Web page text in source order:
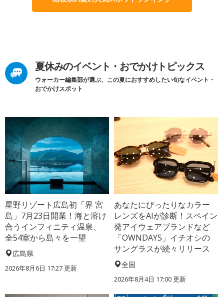
夏休みのイベント・おでかけトピックス
ウォーカー編集部が選ぶ、この夏におすすめしたい旬なイベント・
おでかけスポット
星野リゾート広島初「界 宮
島」7月23日開業！海と溶け
合うインフィニティ温泉、
全54室から島々を一望
広島県
2026年8月6日 17:27更新
あなたにぴったりなカラー
レンズをAIが診断！スペイン
発アイウェアブランドなど
「OWNDAYS」イチオシの
サングラスが続々リリース
全国
2026年8月4日 17:00更新